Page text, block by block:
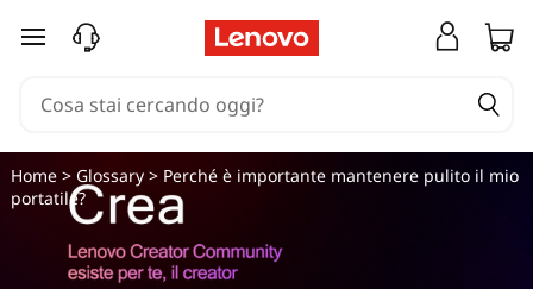
passa a contenuto principale
Home> Glossary> Perché è importante mantenere pulito il mio
portatile?